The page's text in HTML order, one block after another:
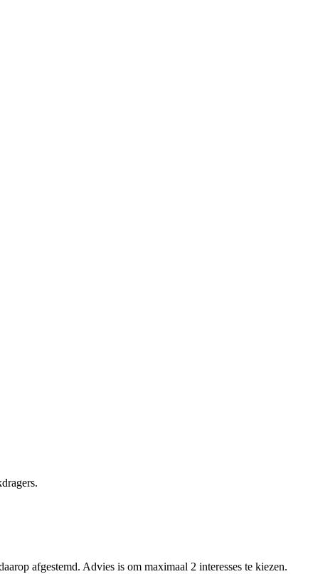
afgestemd. Advies is om maximaal 2 interesses te kiezen.